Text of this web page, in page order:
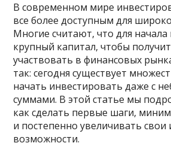
В современном мире
все более доступным для
Многие считают, что для
крупный капитал, чтобы
участвовать в финансовых
так: сегодня существует
начать инвестировать даже с
суммами. В этой статье мы
как сделать первые шаги,
и постепенно увеличивать
возможности.